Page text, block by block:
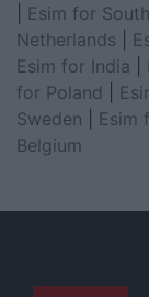
Esim for
Netherlands
Esim for India
for Poland
Sweden
Esim
Belgium